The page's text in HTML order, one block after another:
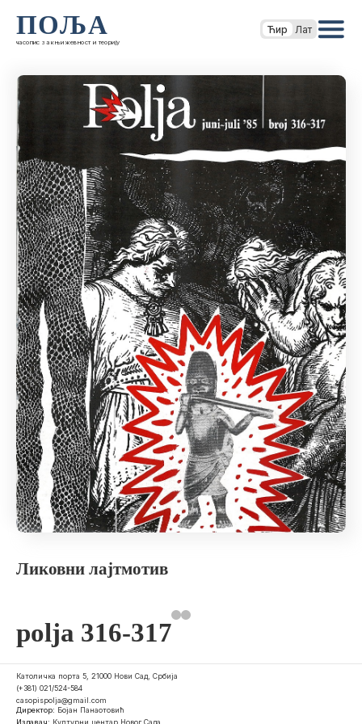
ПОЉА
часопис за књижевност и теорију
Ћир Лат
Ликовни лајтмотив
polja 316-317
Католичка порта 5, 21000 Нови Сад, Србија
(+381) 021/524-584
casopispolja@gmail.com
Директор: Бојан Панаотовић
Издавач: Културни центар Новог Сада